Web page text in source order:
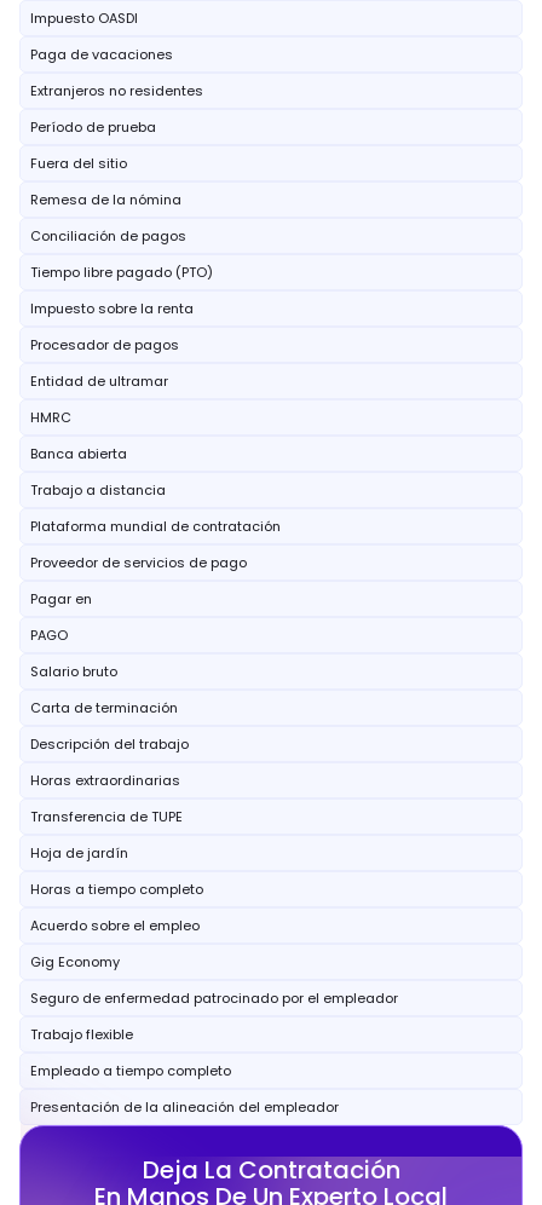
Impuesto OASDI
Paga de vacaciones
Extranjeros no residentes
Período de prueba
Fuera del sitio
Remesa de la nómina
Conciliación de pagos
Tiempo libre pagado (PTO)
Impuesto sobre la renta
Procesador de pagos
Entidad de ultramar
HMRC
Banca abierta
Trabajo a distancia
Plataforma mundial de contratación
Proveedor de servicios de pago
Pagar en
PAGO
Salario bruto
Carta de terminación
Descripción del trabajo
Horas extraordinarias
Transferencia de TUPE
Hoja de jardín
Horas a tiempo completo
Acuerdo sobre el empleo
Gig Economy
Seguro de enfermedad patrocinado por el empleador
Trabajo flexible
Empleado a tiempo completo
Presentación de la alineación del empleador
Deja La Contratación
En Manos De Un Experto Local